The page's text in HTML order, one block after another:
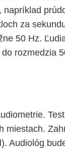
za
50 Hz.
rozmedzia
miestach.
Audiológ